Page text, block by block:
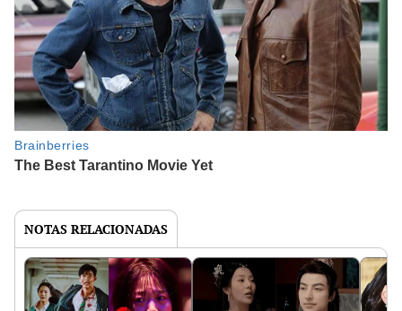
NOTAS RELACIONADAS